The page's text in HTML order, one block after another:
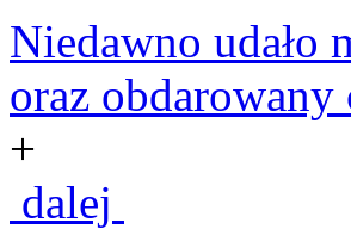
Niedawno udało
oraz obdarowany
+
dalej